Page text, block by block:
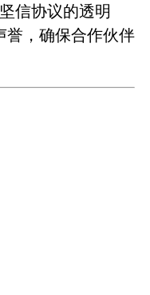
信协议的透明
誉，确保合作伙伴